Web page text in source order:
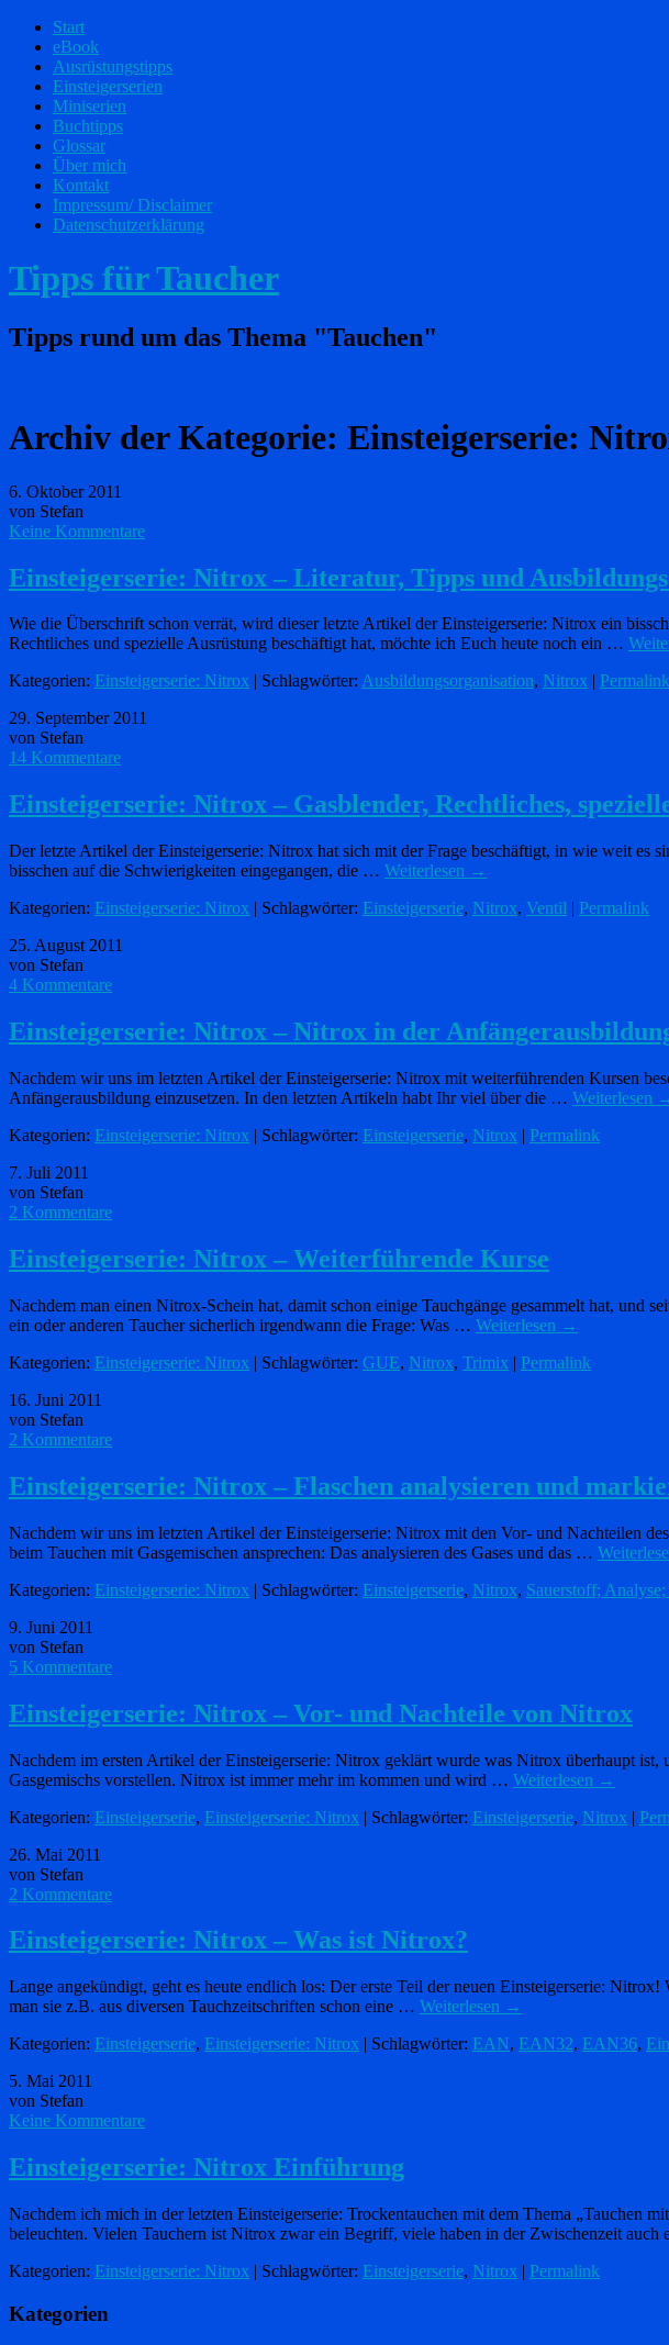
Start
eBook
Ausrüstungstipps
Einsteigerserien
Miniserien
Buchtipps
Glossar
Über mich
Kontakt
Impressum/ Disclaimer
Datenschutzerklärung
Tipps für Taucher
Tipps rund um das Thema "Tauchen"
Archiv der Kategorie: Einsteigerserie:
6. Oktober 2011
von Stefan
Keine Kommentare
Einsteigerserie: Nitrox – Literatur, Tipps und
Wie die Überschrift schon verrät, wird dieser letzte Artikel der Einsteigerserie: Nitrox ein
Rechtliches und spezielle Ausrüstung beschäftigt hat, möchte ich Euch heute noch ein …
Kategorien: Einsteigerserie: Nitrox | Schlagwörter: Ausbildungsorganisation, Nitrox
Permalink
29. September 2011
von Stefan
14 Kommentare
Einsteigerserie: Nitrox – Gasblender, Rechtliches,
Der letzte Artikel der Einsteigerserie: Nitrox hat sich mit der Frage beschäftigt, in wie weit
bisschen auf die Schwierigkeiten eingegangen, die … Weiterlesen →
Kategorien: Einsteigerserie: Nitrox | Schlagwörter: Einsteigerserie, Nitrox, Ventil | Permalink
25. August 2011
von Stefan
4 Kommentare
Einsteigerserie: Nitrox – Nitrox in der
Nachdem wir uns im letzten Artikel der Einsteigerserie: Nitrox mit weiterführenden Kursen
Anfängerausbildung einzusetzen. In den letzten Artikeln habt Ihr viel über die … Weiterlesen
Kategorien: Einsteigerserie: Nitrox | Schlagwörter: Einsteigerserie, Nitrox | Permalink
7. Juli 2011
von Stefan
2 Kommentare
Einsteigerserie: Nitrox – Weiterführende Kurse
Nachdem man einen Nitrox-Schein hat, damit schon einige Tauchgänge gesammelt hat, und
ein oder anderen Taucher sicherlich irgendwann die Frage: Was … Weiterlesen →
Kategorien: Einsteigerserie: Nitrox | Schlagwörter: GUE, Nitrox, Trimix | Permalink
16. Juni 2011
von Stefan
2 Kommentare
Einsteigerserie: Nitrox – Flaschen analysieren und
Nachdem wir uns im letzten Artikel der Einsteigerserie: Nitrox mit den Vor- und Nachteilen
beim Tauchen mit Gasgemischen ansprechen: Das analysieren des Gases und das …
Kategorien: Einsteigerserie: Nitrox | Schlagwörter: Einsteigerserie, Nitrox, Sauerstoff;
9. Juni 2011
von Stefan
5 Kommentare
Einsteigerserie: Nitrox – Vor- und Nachteile von Nitrox
Nachdem im ersten Artikel der Einsteigerserie: Nitrox geklärt wurde was Nitrox überhaupt
Gasgemischs vorstellen. Nitrox ist immer mehr im kommen und wird … Weiterlesen →
Kategorien: Einsteigerserie, Einsteigerserie: Nitrox | Schlagwörter: Einsteigerserie, Nitrox |
26. Mai 2011
von Stefan
2 Kommentare
Einsteigerserie: Nitrox – Was ist Nitrox?
Lange angekündigt, geht es heute endlich los: Der erste Teil der neuen Einsteigerserie:
man sie z.B. aus diversen Tauchzeitschriften schon eine … Weiterlesen →
Kategorien: Einsteigerserie, Einsteigerserie: Nitrox | Schlagwörter: EAN, EAN32, EAN36,
5. Mai 2011
von Stefan
Keine Kommentare
Einsteigerserie: Nitrox Einführung
Nachdem ich mich in der letzten Einsteigerserie: Trockentauchen mit dem Thema „Tauchen
beleuchten. Vielen Tauchern ist Nitrox zwar ein Begriff, viele haben in der Zwischenzeit auch
Kategorien: Einsteigerserie: Nitrox | Schlagwörter: Einsteigerserie, Nitrox | Permalink
Kategorien